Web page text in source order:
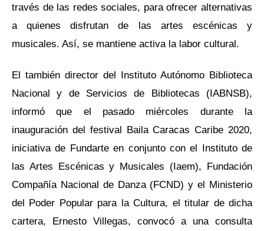
través de las redes sociales, para ofrecer alternativas
a quienes disfrutan de las artes escénicas y
musicales. Así, se mantiene activa la labor cultural.
El también director del Instituto Autónomo Biblioteca
Nacional y de Servicios de Bibliotecas (IABNSB),
informó que el pasado miércoles durante la
inauguración del festival Baila Caracas Caribe 2020,
iniciativa de Fundarte en conjunto con el Instituto de
las Artes Escénicas y Musicales (Iaem), Fundación
Compañía Nacional de Danza (FCND) y el Ministerio
del Poder Popular para la Cultura, el titular de dicha
cartera, Ernesto Villegas, convocó a una consulta